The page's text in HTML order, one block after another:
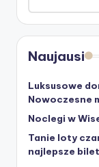
Naujausi
Luksusowe
Nowoczesne
Noclegi w
Tanie loty
najlepsze